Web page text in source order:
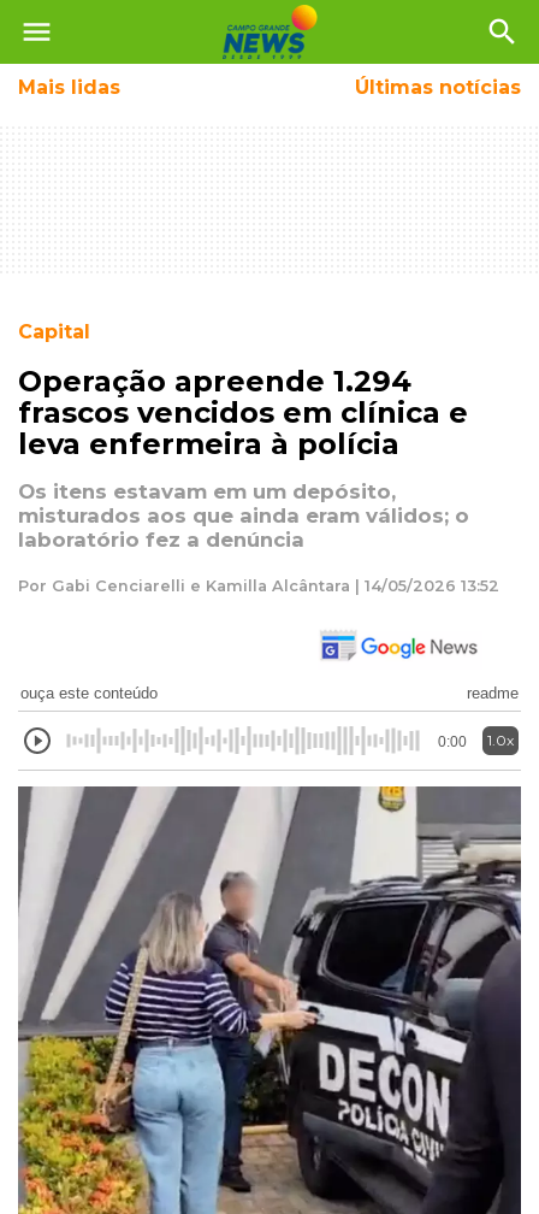
menu search
Mais lidas Últimas notícias
Capital
Operação apreende 1.294
frascos vencidos em clínica e
leva enfermeira à polícia
Os itens estavam em um depósito,
misturados aos que ainda eram válidos; o
laboratório fez a denúncia
Por Gabi Cenciarelli e Kamilla Alcântara | 14/05/2026 13:52
ouça este conteúdo readme
0:00 1.0x